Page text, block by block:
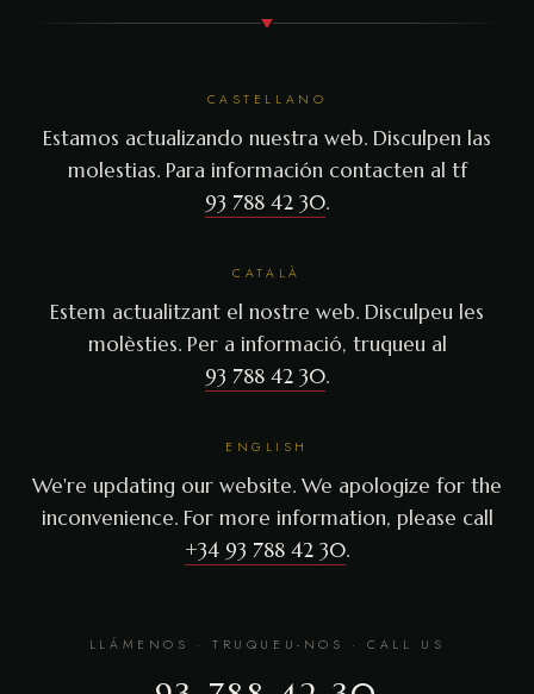
CASTELLANO
Estamos actualizando nuestra web. Disculpen las
molestias. Para información contacten al tf
93 788 42 30.
CATALÀ
Estem actualitzant el nostre web. Disculpeu les
molèsties. Per a informació, truqueu al
93 788 42 30.
ENGLISH
We're updating our website. We apologize for the
inconvenience. For more information, please call
+34 93 788 42 30.
LLÁMENOS · TRUQUEU-NOS · CALL US